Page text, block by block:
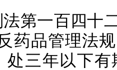
一百四十二
药品管理法
处三年以下